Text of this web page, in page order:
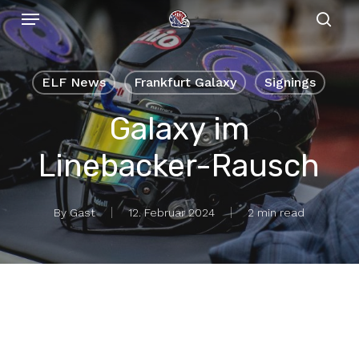
Skip
to
content
Menu
ELF News Frankfurt Galaxy Signings
Galaxy im
Linebacker-Rausch
By Gast 12. Februar 2024 2 min read